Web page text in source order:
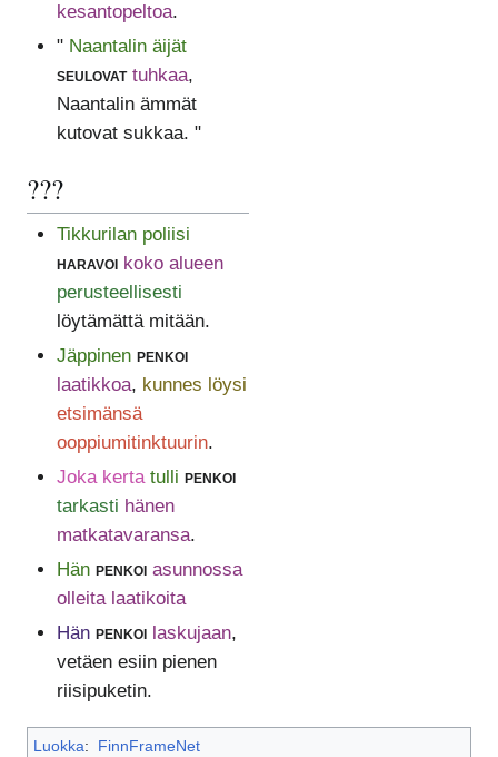
kesantopeltoa.
" Naantalin äijät
seulovat tuhkaa,
Naantalin ämmät
kutovat sukkaa. "
???
Tikkurilan poliisi
haravoi koko alueen
perusteellisesti
löytämättä mitään.
Jäppinen penkoi
laatikkoa, kunnes löysi
etsimänsä
ooppiumitinktuurin.
Joka kerta tulli penkoi
tarkasti hänen
matkatavaransa.
Hän penkoi asunnossa
olleita laatikoita
Hän penkoi laskujaan,
vetäen esiin pienen
riisipuketin.
Luokka: FinnFrameNet